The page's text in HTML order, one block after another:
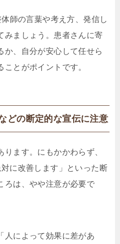
師の言葉や考え方、発信し
みましょう。患者さんに寄
か、自分が安心して任せら
とがポイントです。
どの断定的な宣伝に注意
ます。にもかかわらず、
対に改善します」といった断
ろは、やや注意が必要で
人によって効果に差があ